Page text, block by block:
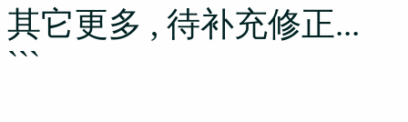
其它更多 , 待补充修正...
```